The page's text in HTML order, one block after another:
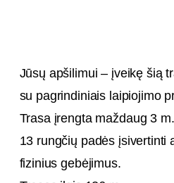
Jūsų apšilimui – įveikę šią
su pagrindiniais laipiojimo
Trasa įrengta maždaug 3
13 rungčių padės įsivertinti
fizinius gebėjimus.